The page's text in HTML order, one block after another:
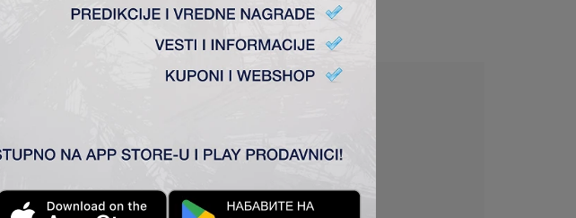
U VOJVODINI
za najboljeg fudbalera u 2022. godini.